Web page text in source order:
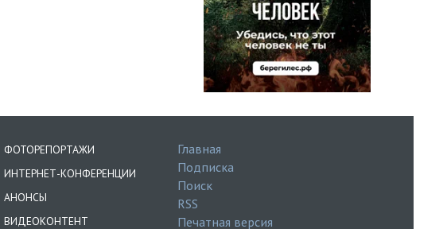
ФОТОРЕПОРТАЖИ
ИНТЕРНЕТ-КОНФЕРЕНЦИИ
АНОНСЫ
ВИДЕОКОНТЕНТ
Главная
Подписка
Поиск
RSS
Печатная версия